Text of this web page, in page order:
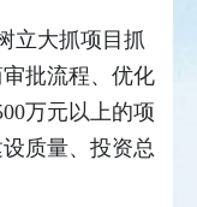
立大抓项目抓
批流程、优化
万元以上的项
质量、投资总